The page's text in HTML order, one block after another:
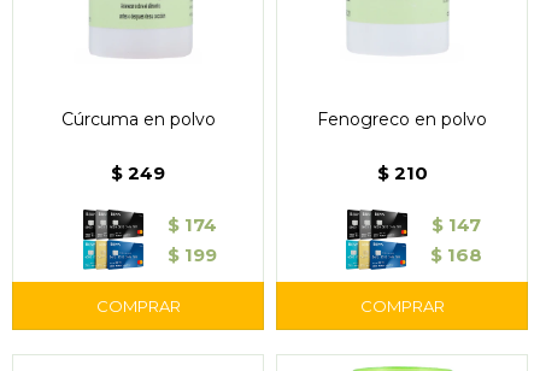
Cúrcuma en polvo
$ 249
$ 174
$ 199
Fenogreco en polvo
$ 210
$ 147
$ 168